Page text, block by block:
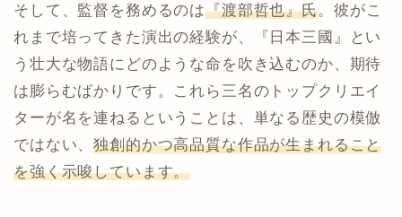
そして、監督を務めるのは『渡部哲也』氏。彼がこ
れまで培ってきた演出の経験が、『日本三國』とい
う壮大な物語にどのような命を吹き込むのか、期待
は膨らむばかりです。これら三名のトップクリエイ
ターが名を連ねるということは、単なる歴史の模倣
ではない、独創的かつ高品質な作品が生まれること
を強く示唆しています。